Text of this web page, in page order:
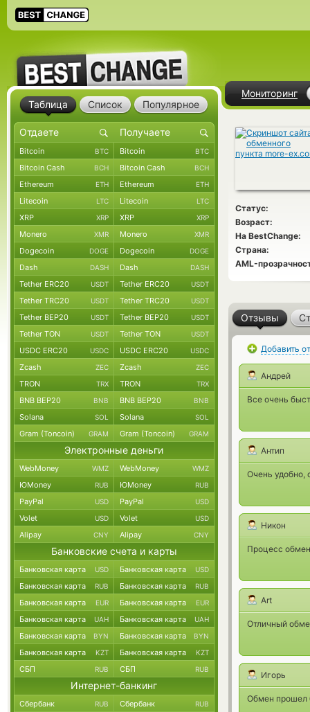
Мониторинг
Статус:
Возраст:
На BestChange:
Страна:
AML-
Отзывы
Добавить
Андрей
Все очень
Антип
Очень удобно,
Никон
Процесс
Art
Отличный
Игорь
Обмен прошел
Таблица Список Популярное
Bitcoin BTC Bitcoin BTC
Bitcoin Cash BCH Bitcoin Cash BCH
Ethereum ETH Ethereum ETH
Litecoin LTC Litecoin LTC
XRP XRP XRP XRP
Monero XMR Monero XMR
Dogecoin DOGE Dogecoin DOGE
Dash DASH Dash DASH
Tether ERC20 USDT Tether ERC20 USDT
Tether TRC20 USDT Tether TRC20 USDT
Tether BEP20 USDT Tether BEP20 USDT
Tether TON USDT Tether TON USDT
USDC ERC20 USDC USDC ERC20 USDC
Zcash ZEC Zcash ZEC
TRON TRX TRON TRX
BNB BEP20 BNB BNB BEP20 BNB
Solana SOL Solana SOL
Gram (Toncoin) GRAM Gram (Toncoin) GRAM
Электронные деньги
WebMoney WMZ WebMoney WMZ
ЮMoney RUB ЮMoney RUB
PayPal USD PayPal USD
Volet USD Volet USD
Alipay CNY Alipay CNY
Банковские счета и карты
Банковская карта USD Банковская карта USD
Банковская карта RUB Банковская карта RUB
Банковская карта EUR Банковская карта EUR
Банковская карта UAH Банковская карта UAH
Банковская карта BYN Банковская карта BYN
Банковская карта KZT Банковская карта KZT
СБП RUB СБП RUB
Интернет-банкинг
Сбербанк RUB Сбербанк RUB